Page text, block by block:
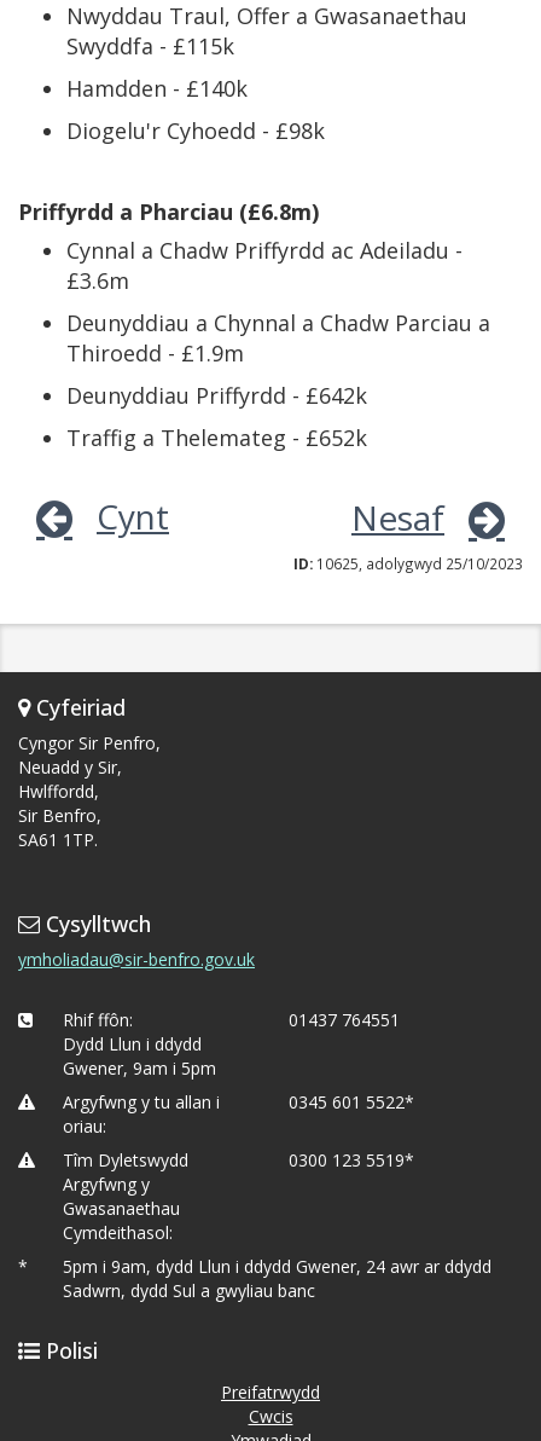
Nwyddau Traul, Offer a Gwasanaethau
Swyddfa - £115k
Hamdden - £140k
Diogelu'r Cyhoedd - £98k
Priffyrdd a Pharciau (£6.8m)
Cynnal a Chadw Priffyrdd ac Adeiladu -
£3.6m
Deunyddiau a Chynnal a Chadw Parciau a
Thiroedd - £1.9m
Deunyddiau Priffyrdd - £642k
Traffig a Thelemateg - £652k
Cynt Nesaf
ID: 10625, adolygwyd 25/10/2023
Cyfeiriad
Cyngor Sir Penfro,
Neuadd y Sir,
Hwlffordd,
Sir Benfro,
SA61 1TP.
Cysylltwch
ymholiadau@sir-benfro.gov.uk
Rhif ffôn:
Dydd Llun i ddydd
Gwener, 9am i 5pm
01437 764551
Argyfwng y tu allan i
oriau:
0345 601 5522*
Tîm Dyletswydd
Argyfwng y
Gwasanaethau
Cymdeithasol:
0300 123 5519*
*
5pm i 9am, dydd Llun i ddydd Gwener, 24 awr ar ddydd
Sadwrn, dydd Sul a gwyliau banc
Polisi
Preifatrwydd
Cwcis